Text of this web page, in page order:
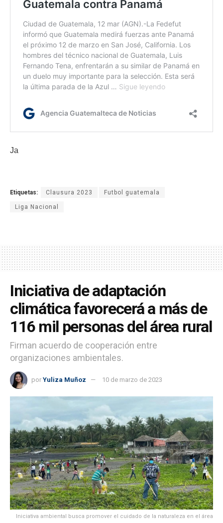
Ja
Etiquetas: Clausura 2023 Futbol guatemala
Liga Nacional
Iniciativa de adaptación
climática favorecerá a más de
116 mil personas del área rural
Firman acuerdo de cooperación entre
organizaciones ambientales.
por Yuliza Muñoz 10 de marzo de 2023
Iniciativa ambiental busca promover el cuidado de la naturaleza en el área